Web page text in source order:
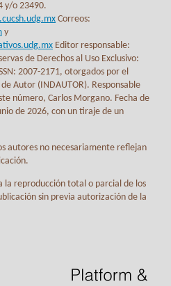
y/o 23490.
Correos:
y
Editor responsable:
de Derechos al Uso Exclusivo:
2007-2171, otorgados por el
Autor (INDAUTOR). Responsable
número, Carlos Morgano. Fecha de
de 2026, con un tiraje de un
autores no necesariamente reflejan
reproducción total o parcial de los
sin previa autorización de la